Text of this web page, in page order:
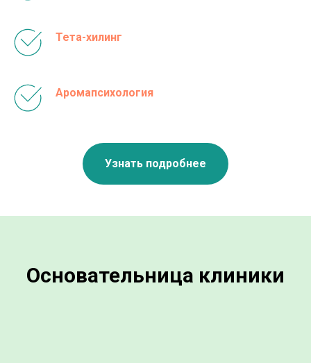
Тета-хилинг
Аромапсихология
Узнать подробнее
Основательница клиники